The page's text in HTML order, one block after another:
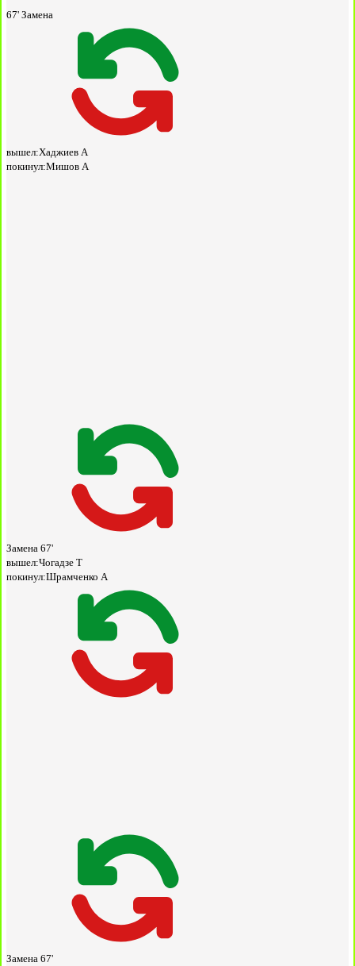
67' Замена
вышел:Хаджиев А
покинул:Мишов А
Замена 67'
вышел:Чогадзе Т
покинул:Шрамченко А
Замена 67'